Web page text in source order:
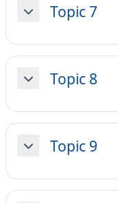
MinimizzaTopic 7
MinimizzaTopic 8
MinimizzaTopic 9